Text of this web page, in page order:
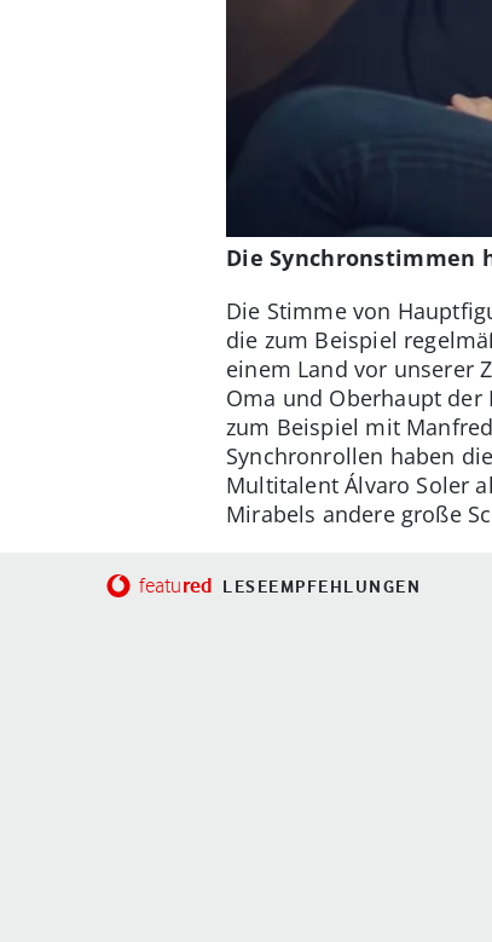
Die Synchronstimmen
Die Stimme von
die zum Beispiel
einem Land vor unserer
Oma und Oberhaupt
zum Beispiel mit
Synchronrollen haben
Multitalent Álvaro Soler
Mirabels andere große
featured LESEEMPFEHLUNGEN